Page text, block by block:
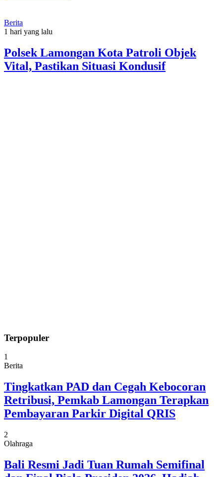
Berita
1 hari yang lalu
Polsek Lamongan Kota Patroli Objek
Vital, Pastikan Situasi Kondusif
Terpopuler
1
Berita
Tingkatkan PAD dan Cegah Kebocoran
Retribusi, Pemkab Lamongan Terapkan
Pembayaran Parkir Digital QRIS
2
Olahraga
Bali Resmi Jadi Tuan Rumah Semifinal